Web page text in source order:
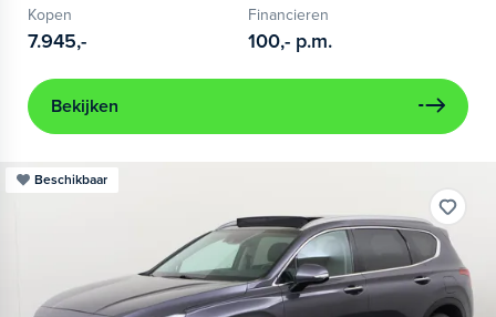
Kopen
7.945,-
Financieren
100,- p.m.
Bekijken
Beschikbaar